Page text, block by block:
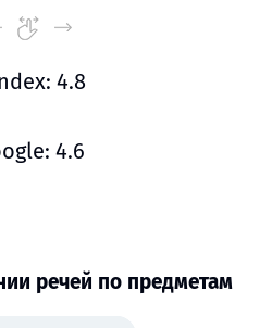
4.8
4.6
речей по предметам